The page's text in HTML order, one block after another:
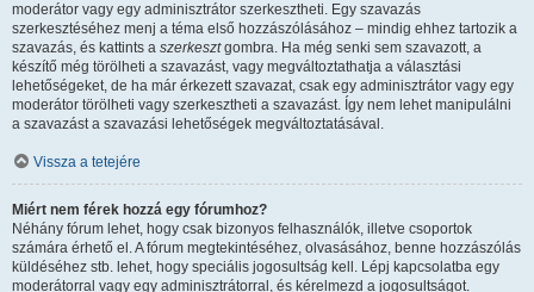
moderátor vagy egy adminisztrátor szerkesztheti. Egy szavazás
szerkesztéséhez menj a téma első hozzászólásához – mindig ehhez tartozik a
szavazás, és kattints a szerkesztgombra. Ha még senki sem szavazott, a
készítő még törölheti a szavazást, vagy megváltoztathatja a választási
lehetőségeket, de ha már érkezett szavazat, csak egy adminisztrátor vagy egy
moderátor törölheti vagy szerkesztheti a szavazást. Így nem lehet manipulálni
a szavazást a szavazási lehetőségek megváltoztatásával.
Vissza a tetejére
Miért nem férek hozzá egy fórumhoz?
Néhány fórum lehet, hogy csak bizonyos felhasználók, illetve csoportok
számára érhető el. A fórum megtekintéséhez, olvasásához, benne hozzászólás
küldéséhez stb. lehet, hogy speciális jogosultság kell. Lépj kapcsolatba egy
moderátorral vagy egy adminisztrátorral, és kérelmezd a jogosultságot.